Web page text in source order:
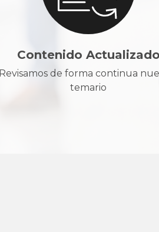
Contenido Actualizado
Revisamos de forma continua
temario